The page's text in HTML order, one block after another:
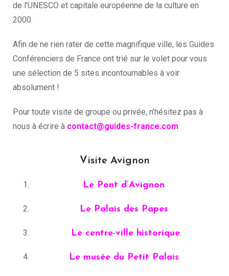
de l’UNESCO et capitale européenne de la culture en
2000.
Afin de ne rien rater de cette magnifique ville, les Guides
Conférenciers de France ont trié sur le volet pour vous
une sélection de 5 sites incontournables à voir
absolument !
Pour toute visite de groupe ou privée, n’hésitez pas à
nous à écrire à contact@guides-france.com
Visite Avignon
Le Pont d’Avignon
Le Palais des Papes
Le centre-ville historique
Le musée du Petit Palais